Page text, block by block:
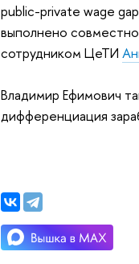
public-private wage
выполнено
сотрудником ЦеТИ
Владимир Ефимович
дифференциация